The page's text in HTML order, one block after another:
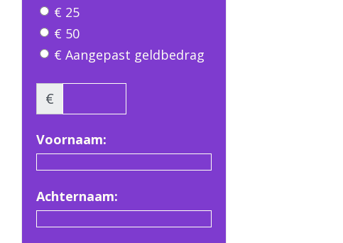
€ 25
€ 50
€ Aangepast geldbedrag
€
Voornaam:
Achternaam: